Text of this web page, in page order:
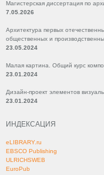
Магистерская диссертация по
7.05.2026
Архитектура первых
общественных и
23.05.2024
Малая картина. Общий курс
23.01.2024
Дизайн-проект элементов
23.01.2024
ИНДЕКСАЦИЯ
eLIBRARY.ru
EBSCO Publishing
ULRICHSWEB
EuroPub